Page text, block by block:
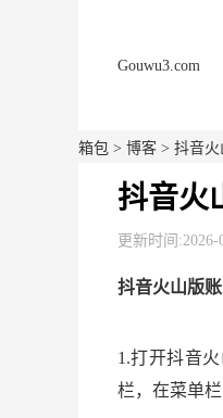
Gouwu3.com
箱包 > 博客 > 抖音
抖音火
更新时间
抖音火山版
1.打开抖音
栏，在菜单